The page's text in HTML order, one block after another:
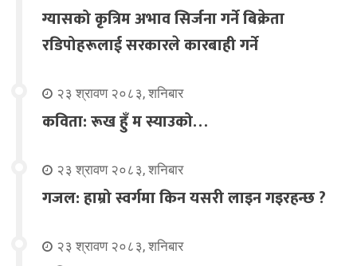
ग्यासको कृत्रिम अभाव सिर्जना गर्ने बिक्रेता
रडिपोहरूलाई सरकारले कारबाही गर्ने
२३ श्रावण २०८३, शनिबार
कविता: रूख हुँ म स्याउको…
२३ श्रावण २०८३, शनिबार
गजल: हाम्रो स्वर्गमा किन यसरी लाइन गइरहन्छ ?
२३ श्रावण २०८३, शनिबार